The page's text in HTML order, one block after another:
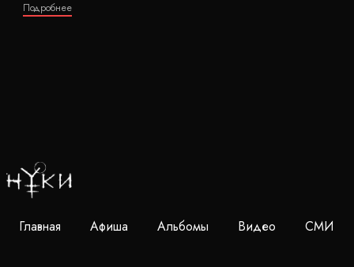
Подробнее
Главная Афиша Альбомы Видео СМИ